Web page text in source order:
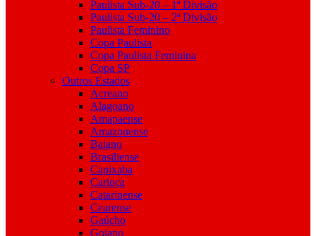
Paulista Sub-20 – 1ª Divisão
Paulista Sub-20 – 2ª Divisão
Paulista Feminino
Copa Paulista
Copa Paulista Feminina
Copa SP
Outros Estados
Acreano
Alagoano
Amapaense
Amazonense
Baiano
Brasiliense
Capixaba
Carioca
Catarinense
Cearense
Gaúcho
Goiano